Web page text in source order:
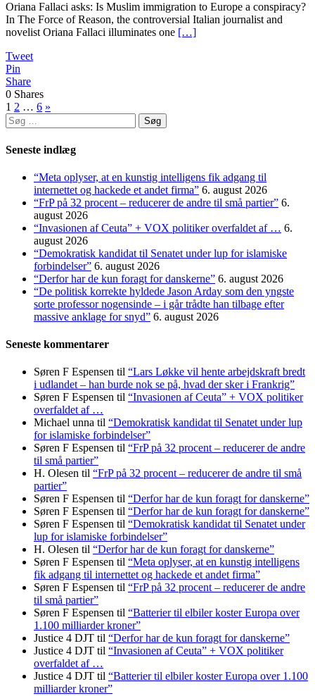
Oriana Fallaci asks: Is Muslim immigration to Europe a conspiracy?
In The Force of Reason, the controversial Italian journalist and
novelist Oriana Fallaci illuminates one […]
Tweet
Pin
Share
0 Shares
Indlægsinddeling
1 2 … 6 »
Søg
efter:
Seneste indlæg
“Meta oplyser, at en kunstig intelligens fik adgang til
internettet og hackede et andet firma” 6. august 2026
“FrP på 32 procent – reducerer de andre til små partier” 6.
august 2026
“Invasionen af Ceuta” + VOX politiker overfaldet af … 6.
august 2026
“Demokratisk kandidat til Senatet under lup for islamiske
forbindelser” 6. august 2026
“Derfor har de kun foragt for danskerne” 6. august 2026
“De politisk korrekte hyldede Jason Arday som den yngste
sorte professor nogensinde – i går trådte han tilbage efter
massive anklage for snyd” 6. august 2026
Seneste kommentarer
Søren F Espensen til “Lars Løkke vil hente arbejdskraft bredt
i udlandet – han burde nok se på, hvad der sker i Frankrig”
Søren F Espensen til “Invasionen af Ceuta” + VOX politiker
overfaldet af …
Michael unna til “Demokratisk kandidat til Senatet under lup
for islamiske forbindelser”
Søren F Espensen til “FrP på 32 procent – reducerer de andre
til små partier”
H. Olesen til “FrP på 32 procent – reducerer de andre til små
partier”
Søren F Espensen til “Derfor har de kun foragt for danskerne”
Søren F Espensen til “Derfor har de kun foragt for danskerne”
Søren F Espensen til “Demokratisk kandidat til Senatet under
lup for islamiske forbindelser”
H. Olesen til “Derfor har de kun foragt for danskerne”
Søren F Espensen til “Meta oplyser, at en kunstig intelligens
fik adgang til internettet og hackede et andet firma”
Søren F Espensen til “FrP på 32 procent – reducerer de andre
til små partier”
Søren F Espensen til “Batterier til elbiler koster Europa over
1.100 milliarder kroner”
Justice 4 DJT til “Derfor har de kun foragt for danskerne”
Justice 4 DJT til “Invasionen af Ceuta” + VOX politiker
overfaldet af …
Justice 4 DJT til “Batterier til elbiler koster Europa over 1.100
milliarder kroner”